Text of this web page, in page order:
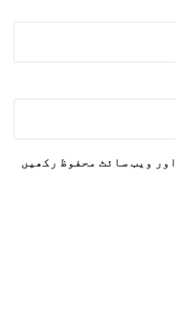
ویب سائٹ محفوظ رکھیں